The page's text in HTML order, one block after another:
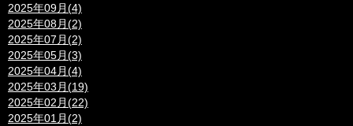
2025年09月(4)
2025年08月(2)
2025年07月(2)
2025年05月(3)
2025年04月(4)
2025年03月(19)
2025年02月(22)
2025年01月(2)